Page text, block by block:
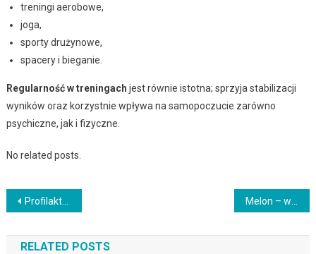
treningi aerobowe,
joga,
sporty drużynowe,
spacery i bieganie.
Regularność w treningach jest równie istotna; sprzyja stabilizacji
wyników oraz korzystnie wpływa na samopoczucie zarówno
psychiczne, jak i fizyczne.
No related posts.
Nawigacja
wpisu
Profilaktyka zdrowotna: jak dbać o zdrowie i zapobiegać chorobom?
RELATED POSTS